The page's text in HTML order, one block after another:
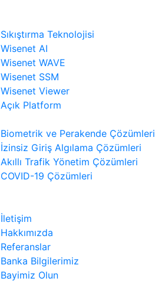
Sıkıştırma Teknolojisi
Wisenet AI
Wisenet WAVE
Wisenet SSM
Wisenet Viewer
Açık Platform
Biometrik ve Perakende Çözümleri
İzinsiz Giriş Algılama Çözümleri
Akıllı Trafik Yönetim Çözümleri
COVID-19 Çözümleri
İletişim
Hakkımızda
Referanslar
Banka Bilgilerimiz
Bayimiz Olun